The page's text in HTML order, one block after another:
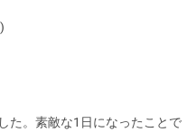
た。素敵な1日になったことで